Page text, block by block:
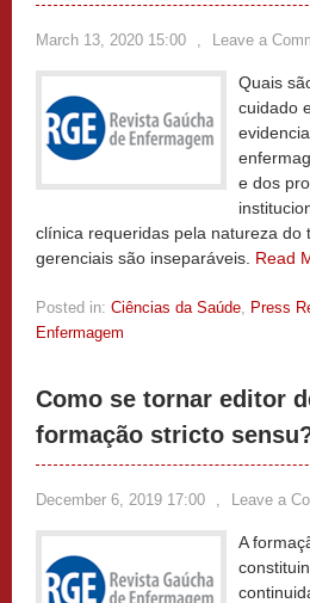
March 13, 2020 15:00 , Leave a
Quais
cuidado
e dos
clínica requeridas pela natureza do
gerenciais são inseparáveis. Read
Posted in: Ciências da Saúde, Press
Enfermagem
Como se tornar editor
formação stricto
December 6, 2019 17:00 , Leave a
A